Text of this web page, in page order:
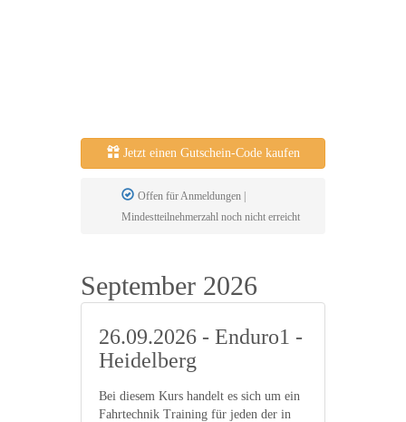
Jetzt einen Gutschein-Code kaufen
Offen für Anmeldungen |
Mindestteilnehmerzahl noch nicht erreicht
September 2026
26.09.2026 - Enduro1 -
Heidelberg
Bei diesem Kurs handelt es sich um ein
Fahrtechnik Training für jeden der in